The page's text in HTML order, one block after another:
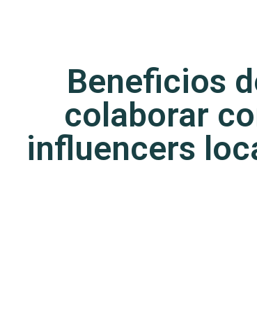
Beneficios
colaborar
influencers